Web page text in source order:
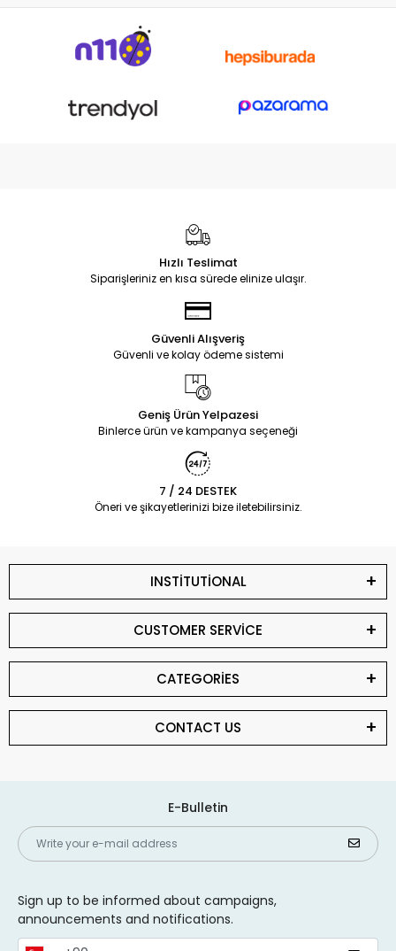
Hızlı Teslimat
Siparişleriniz en kısa sürede elinize ulaşır.
Güvenli Alışveriş
Güvenli ve kolay ödeme sistemi
Geniş Ürün Yelpazesi
Binlerce ürün ve kampanya seçeneği
7 / 24 DESTEK
Öneri ve şikayetlerinizi bize iletebilirsiniz.
INSTİTUTİONAL
CUSTOMER SERVİCE
CATEGORİES
CONTACT US
E-Bulletin
Sign up to be informed about campaigns,
announcements and notifications.